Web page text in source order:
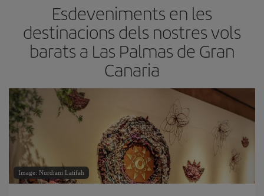
Esdeveniments en les
destinacions dels nostres vols
barats a Las Palmas de Gran
Canaria
Image: Nurdiani Latifah